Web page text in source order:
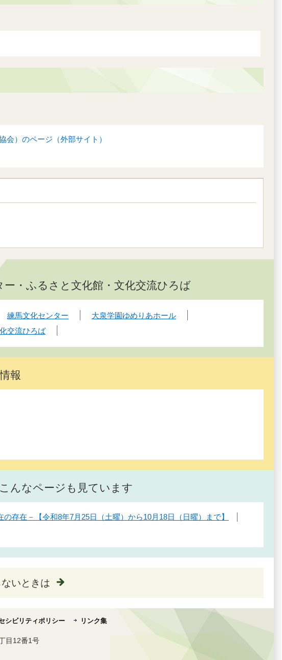
会）のページ（外部サイト）
・ふるさと文化館・文化交流ひろば
練馬文化センター
大泉学園ゆめりあホール
交流ひろば
報
んなページも見ています
在－【令和8年7月25日（土曜）から10月18日（日曜）まで】
いときは
シビリティポリシー リンク集
目12番1号